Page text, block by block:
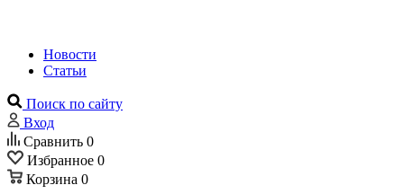
Новости
Статьи
Поиск по сайту
Вход
Сравнить 0
Избранное 0
Корзина 0